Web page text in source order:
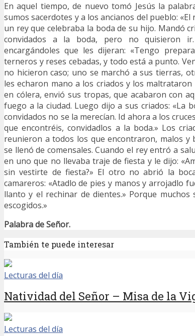
En aquel tiempo, de nuevo tomó Jesús la
sumos sacerdotes y a los ancianos del pueblo:
un rey que celebraba la boda de su hijo. Mandó
convidados a la boda, pero no quisieron
encargándoles que les dijeran: «Tengo
terneros y reses cebadas, y todo está a punto.
no hicieron caso; uno se marchó a sus tierras,
les echaron mano a los criados y los
en cólera, envió sus tropas, que acabaron con
fuego a la ciudad. Luego dijo a sus criados: «La
convidados no se la merecían. Id ahora a los
que encontréis, convidadlos a la boda.» Los
reunieron a todos los que encontraron, malos y
se llenó de comensales. Cuando el rey entró a
en uno que no llevaba traje de fiesta y le dijo:
sin vestirte de fiesta?» El otro no abrió la
camareros: «Atadlo de pies y manos y arrojadlo
llanto y el rechinar de dientes.» Porque
escogidos.»
Palabra de Señor.
También te puede interesar
Lecturas del día
Natividad del Señor – Misa de la
Lecturas del día